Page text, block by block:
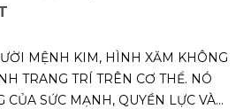
MỆNH KIM, HÌNH XĂM KHÔNG
TRANG TRÍ TRÊN CƠ THỂ. NÓ
CỦA SỨC MẠNH, QUYỀN LỰC VÀ...